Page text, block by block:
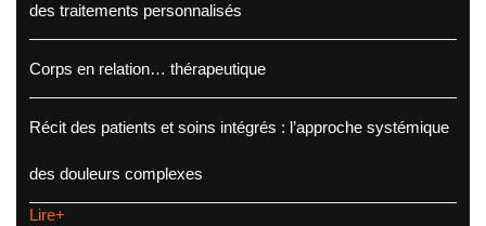
des traitements personnalisés
Corps en relation… thérapeutique
Récit des patients et soins intégrés : l’approche systémique
des douleurs complexes
Lire+